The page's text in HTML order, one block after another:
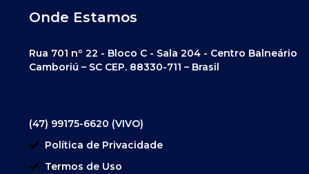
Onde Estamos
Rua 701 nº 22 - Bloco C - Sala 204 - Centro Balneário
Camboriú – SC CEP. 88330-711 – Brasil
(47) 99175-6620 (VIVO)
Política de Privacidade
Termos de Uso